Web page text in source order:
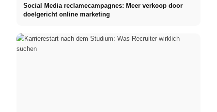
Social Media reclamecampagnes: Meer verkoop door
doelgericht online marketing